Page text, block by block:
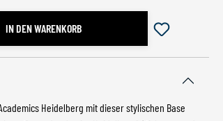
Wert ein oder benutze
IN DEN WARENKORB
Heidelberg mit dieser stylischen Base